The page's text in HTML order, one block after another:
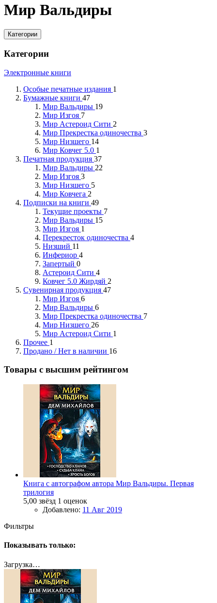
Мир Вальдиры
Категории
Категории
Электронные книги
Особые печатные издания 1
Бумажные книги 47
Мир Вальдиры 19
Мир Изгоя 7
Мир Астероид Сити 2
Мир Прекрестка одиночества 3
Мир Низшего 14
Мир Ковчег 5.0 1
Печатная продукция 37
Мир Вальдиры 22
Мир Изгоя 3
Мир Низшего 5
Мир Ковчега 2
Подписки на книги 49
Текущие проекты 7
Мир Вальдиры 15
Мир Изгоя 1
Перекресток одиночества 4
Низший 11
Инфериор 4
Запертый 0
Астероид Сити 4
Ковчег 5.0 Жирдяй 2
Сувенирная продукция 47
Мир Изгоя 6
Мир Вальдиры 6
Мир Прекрестка одиночества 7
Мир Низшего 26
Мир Астероид Сити 1
Прочее 1
Продано / Нет в наличии 16
Товары с высшим рейтингом
Книга с автографом автора Мир Вальдиры. Первая
трилогия
5,00 звёзд 1 оценок
Добавлено: 11 Авг 2019
Фильтры
Показывать только:
Загрузка…